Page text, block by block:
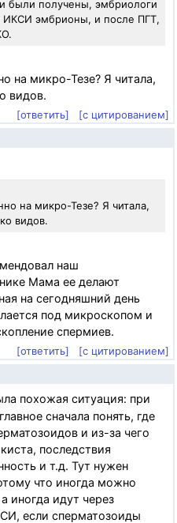
были получены, эмбриологи
ИКСИ эмбрионы, и после ПГТ,
на микро-Тезе? Я читала,
видов.
[ответить] [с цитированием]
на микро-Тезе? Я читала,
видов.
наш
Мама ее делают
на сегодняшний день
под микроскопом и
спермиев.
[ответить] [с цитированием]
похожая ситуация: при
сначала понять, где
и из-за чего
последствия
и т.д. Тут нужен
что иногда можно
иногда идут через
если сперматозоиды